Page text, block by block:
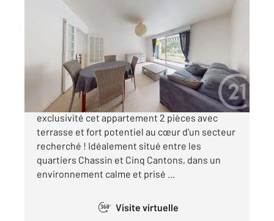
ANGLET 64
, 2 pièces
Ref : 87670
Appartement T2 à vendre
239 000 €
Votre agence a le plaisir de vous proposer en
exclusivité cet appartement 2 pièces avec
terrasse et fort potentiel au cœur d'un secteur
recherché ! Idéalement situé entre les
quartiers Chassin et Cinq Cantons, dans un
environnement calme et prisé ...
360° Visite virtuelle